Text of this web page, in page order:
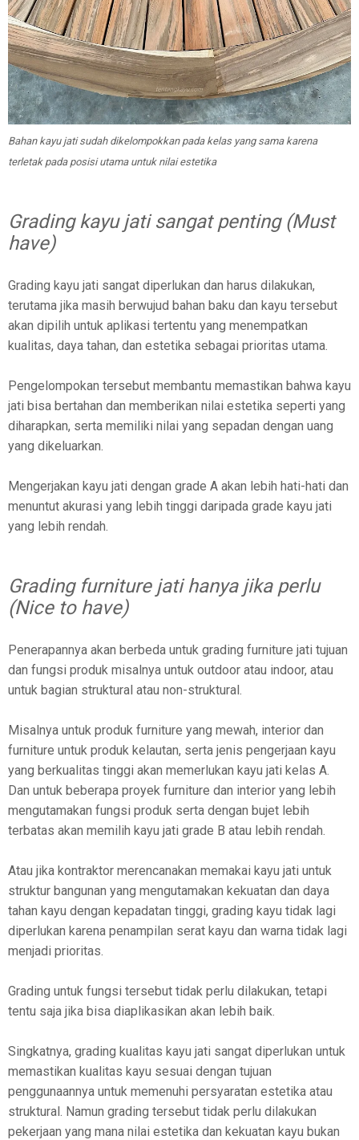
Bahan kayu jati sudah dikelompokkan pada kelas yang sama karena
terletak pada posisi utama untuk nilai estetika
Grading kayu jati sangat penting (Must
have)
Grading kayu jati sangat diperlukan dan harus dilakukan,
terutama jika masih berwujud bahan baku dan kayu tersebut
akan dipilih untuk aplikasi tertentu yang menempatkan
kualitas, daya tahan, dan estetika sebagai prioritas utama.
Pengelompokan tersebut membantu memastikan bahwa kayu
jati bisa bertahan dan memberikan nilai estetika seperti yang
diharapkan, serta memiliki nilai yang sepadan dengan uang
yang dikeluarkan.
Mengerjakan kayu jati dengan grade A akan lebih hati-hati dan
menuntut akurasi yang lebih tinggi daripada grade kayu jati
yang lebih rendah.
Grading furniture jati hanya jika perlu
(Nice to have)
Penerapannya akan berbeda untuk grading furniture jati tujuan
dan fungsi produk misalnya untuk outdoor atau indoor, atau
untuk bagian struktural atau non-struktural.
Misalnya untuk produk furniture yang mewah, interior dan
furniture untuk produk kelautan, serta jenis pengerjaan kayu
yang berkualitas tinggi akan memerlukan kayu jati kelas A.
Dan untuk beberapa proyek furniture dan interior yang lebih
mengutamakan fungsi produk serta dengan bujet lebih
terbatas akan memilih kayu jati grade B atau lebih rendah.
Atau jika kontraktor merencanakan memakai kayu jati untuk
struktur bangunan yang mengutamakan kekuatan dan daya
tahan kayu dengan kepadatan tinggi, grading kayu tidak lagi
diperlukan karena penampilan serat kayu dan warna tidak lagi
menjadi prioritas.
Grading untuk fungsi tersebut tidak perlu dilakukan, tetapi
tentu saja jika bisa diaplikasikan akan lebih baik.
Singkatnya, grading kualitas kayu jati sangat diperlukan untuk
memastikan kualitas kayu sesuai dengan tujuan
penggunaannya untuk memenuhi persyaratan estetika atau
struktural. Namun grading tersebut tidak perlu dilakukan
pekerjaan yang mana nilai estetika dan kekuatan kayu bukan